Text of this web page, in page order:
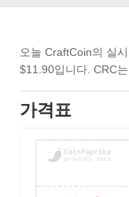
오늘 CraftCoin의 실
$11.90입니다. CRC
가격표